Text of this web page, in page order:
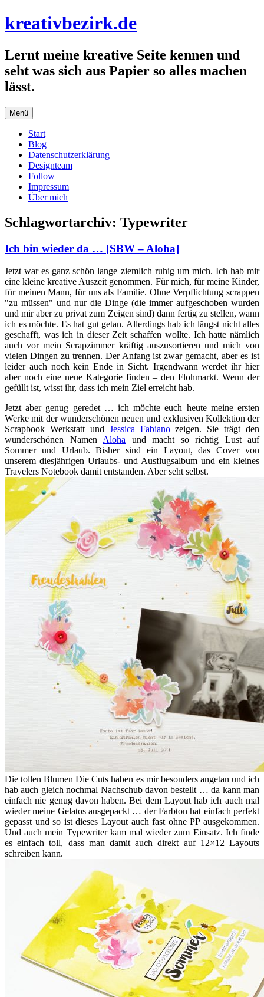
Zum
Inhalt
kreativbezirk.de
Lernt meine kreative Seite kennen und
seht was sich aus Papier so alles machen
lässt.
Menü
Start
Blog
Datenschutzerklärung
Designteam
Follow
Impressum
Über mich
Schlagwortarchiv: Typewriter
Ich bin wieder da … [SBW – Aloha]
Jetzt war es ganz schön lange ziemlich ruhig um mich. Ich hab mir
eine kleine kreative Auszeit genommen. Für mich, für meine Kinder,
für meinen Mann, für uns als Familie. Ohne Verpflichtung scrappen
"zu müssen" und nur die Dinge (die immer aufgeschoben wurden
und mir aber zu privat zum Zeigen sind) dann fertig zu stellen, wann
ich es möchte. Es hat gut getan. Allerdings hab ich längst nicht alles
geschafft, was ich in dieser Zeit schaffen wollte. Ich hatte nämlich
auch vor mein Scrapzimmer kräftig auszusortieren und mich von
vielen Dingen zu trennen. Der Anfang ist zwar gemacht, aber es ist
leider auch noch kein Ende in Sicht. Irgendwann werdet ihr hier
aber noch eine neue Kategorie finden – den Flohmarkt. Wenn der
gefüllt ist, wisst ihr, dass ich mein Ziel erreicht hab.
Jetzt aber genug geredet … ich möchte euch heute meine ersten
Werke mit der wunderschönen neuen und exklusiven Kollektion der
Scrapbook Werkstatt und Jessica Fabianozeigen. Sie trägt den
wunderschönen Namen Aloha und macht so richtig Lust auf
Sommer und Urlaub. Bisher sind ein Layout, das Cover von
unserem diesjährigen Urlaubs- und Ausflugsalbum und ein kleines
Travelers Notebook damit entstanden. Aber seht selbst.
Die tollen Blumen Die Cuts haben es mir besonders angetan und ich
hab auch gleich nochmal Nachschub davon bestellt … da kann man
einfach nie genug davon haben. Bei dem Layout hab ich auch mal
wieder meine Gelatos ausgepackt … der Farbton hat einfach perfekt
gepasst und so ist dieses Layout auch fast ohne PP ausgekommen.
Und auch mein Typewriter kam mal wieder zum Einsatz. Ich finde
es einfach toll, dass man damit auch direkt auf 12×12 Layouts
schreiben kann.